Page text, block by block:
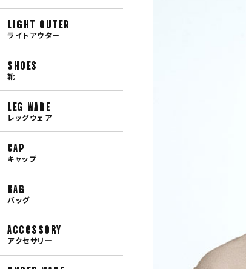
LIGHT OUTER
ライトアウター
SHOES
靴
LEG WARE
レッグウェア
CAP
キャップ
BAG
バッグ
Accessory
アクセサリー